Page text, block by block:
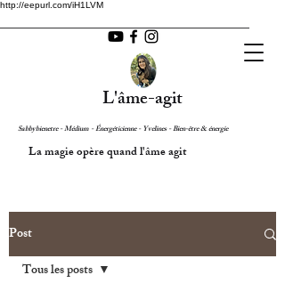
http://eepurl.com/iH1LVM
L'âme-agit
Sabbybienetre - Médium - Énergéticienne - Yvelines - Bien-être & énergie
La magie opère quand l'âme agit
Post
Tous les posts